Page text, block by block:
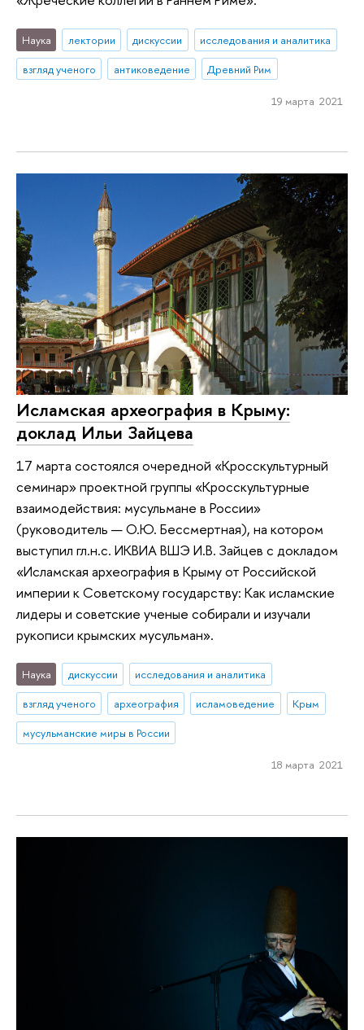
Наука лектории дискуссии
исследования и аналитика
взгляд ученого
антиковедение Древний Рим
19 марта 2021
Исламская археография в Крыму:
доклад Ильи Зайцева
17 марта состоялся очередной «Кросскультурный
семинар» проектной группы «Кросскультурные
взаимодействия: мусульмане в России»
(руководитель — О.Ю. Бессмертная), на котором
выступил гл.н.с. ИКВИА ВШЭ И.В. Зайцев с докладом
«Исламская археография в Крыму от Российской
империи к Советскому государству: Как исламские
лидеры и советские ученые собирали и изучали
рукописи крымских мусульман».
Наука дискуссии
исследования и аналитика
взгляд ученого
археография исламоведение
Крым
мусульманские миры в России
18 марта 2021